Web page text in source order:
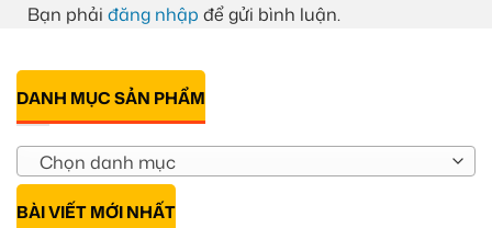
Bạn phải đăng nhập để gửi bình luận.
DANH MỤC SẢN PHẨM
Chọn danh mục
BÀI VIẾT MỚI NHẤT